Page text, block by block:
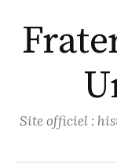
au
contenu
Site officiel :